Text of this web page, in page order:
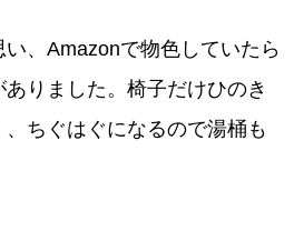
、Amazonで物色していたら
りました。椅子だけひのき
ちぐはぐになるので湯桶も